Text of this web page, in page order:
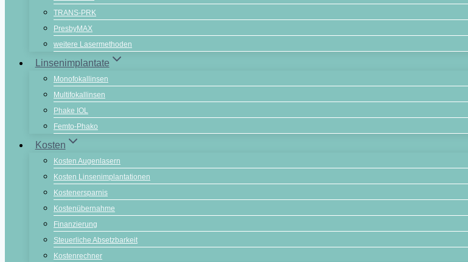
TRANS-PRK
PresbyMAX
weitere Lasermethoden
Linsenimplantate
Monofokallinsen
Multifokallinsen
Phake IOL
Femto-Phako
Kosten
Kosten Augenlasern
Kosten Linsenimplantationen
Kostenersparnis
Kostenübernahme
Finanzierung
Steuerliche Absetzbarkeit
Kostenrechner